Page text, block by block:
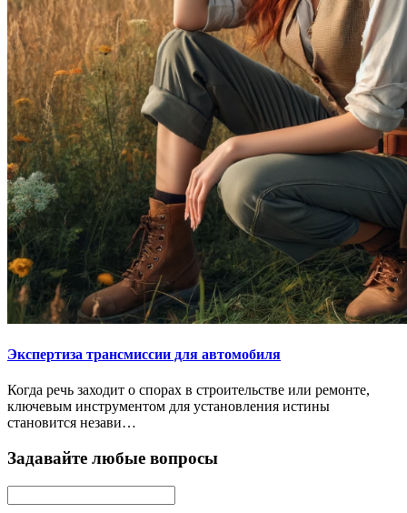
Экспертиза трансмиссии для автомобиля
Когда речь заходит о спорах в строительстве или ремонте,
ключевым инструментом для установления истины
становится незави…
Задавайте любые вопросы